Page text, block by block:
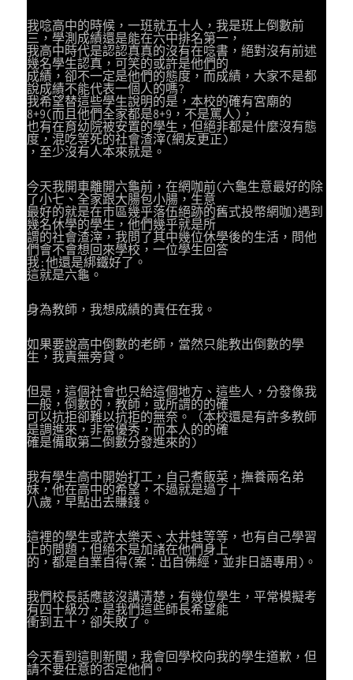
我唸高中的時候，一班就五十人，我是班上倒數前
三，學測成績還是能在六中排名第一，
我高中時代是認認真真的沒有在唸書，絕對沒有前述
幾名學生認真，可笑的或許是他們的
成績，卻不一定是他們的態度，而成績，大家不是都
說成績不能代表一個人的嗎?
我希望替這些學生說明的是，本校的確有宮廟的
8+9(而且他們全家都是8+9，不是罵人)，
也有在育幼院被安置的學生，但絕非都是什麼沒有態
度，混吃等死的社會渣滓(網友更正)
，至少沒有人本來就是。
今天我開車離開六龜前，在網咖前(六龜生意最好的除
了小七、全家跟大腸包小腸，生意
最好的就是在市區幾乎落伍絕跡的舊式投幣網咖)遇到
幾名休學的學生，他們幾乎就是所
謂的社會渣滓，我問了其中幾位休學後的生活，問他
們會不會想回來學校，一位學生回答
我:他還是綁鐵好了。
這就是六龜。
身為教師，我想成績的責任在我。
如果要說高中倒數的老師，當然只能教出倒數的學
生，我責無旁貸。
但是，這個社會也只給這個地方、這些人，分發像我
一般，倒數的，教師，或所謂的的確
可以抗拒卻難以抗拒的無奈。（本校還是有許多教師
是調進來，非常優秀，而本人的的確
確是備取第二倒數分發進來的)
我有學生高中開始打工，自己煮飯菜，撫養兩名弟
妹，他在高中的希望，不過就是過了十
八歲，早點出去賺錢。
這裡的學生或許太樂天、太井蛙等等，也有自己學習
上的問題，但絕不是加諸在他們身上
的，都是自業自得(案：出自佛經，並非日語專用)。
我們校長話應該沒講清楚，有幾位學生，平常模擬考
有四十級分，是我們這些師長希望能
衝到五十，卻失敗了。
今天看到這則新聞，我會回學校向我的學生道歉，但
請不要任意的否定他們。